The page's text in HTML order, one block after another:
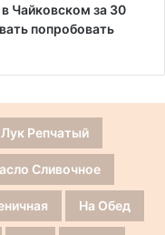
Чайковском за 30
попробовать
Лук Репчатый
Сливочное
На Обед